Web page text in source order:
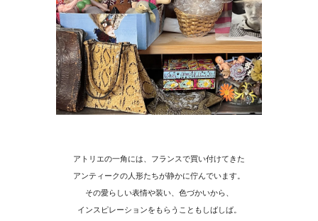
アトリエの一角には、フランスで買い付けてきた
アンティークの人形たちが静かに佇んでいます。
その愛らしい表情や装い、色づかいから、
インスピレーションをもらうこともしばしば。